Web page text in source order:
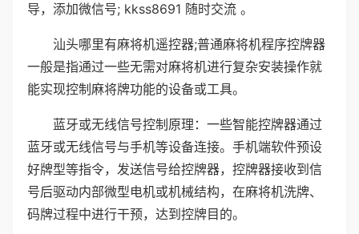
导，添加微信号; kkss8691 随时交流 。
汕头哪里有麻将机遥控器;普通麻将机程序控牌器
一般是指通过一些无需对麻将机进行复杂安装操作就
能实现控制麻将牌功能的设备或工具。
蓝牙或无线信号控制原理：一些智能控牌器通过
蓝牙或无线信号与手机等设备连接。手机端软件预设
好牌型等指令，发送信号给控牌器，控牌器接收到信
号后驱动内部微型电机或机械结构，在麻将机洗牌、
码牌过程中进行干预，达到控牌目的。